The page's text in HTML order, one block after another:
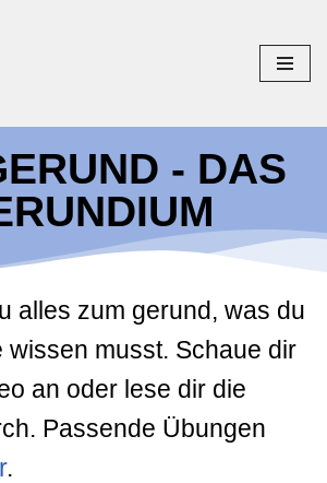
- DAS
alles zum gerund, was du
wissen musst. Schaue dir
an oder lese dir die
Passende Übungen
.